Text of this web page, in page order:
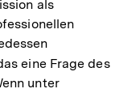
als
eine Frage des
unter